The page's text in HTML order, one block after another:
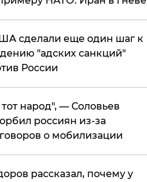
сделали еще один шаг к
"адских санкций"
России
народ", — Соловьев
россиян из-за
о мобилизации
рассказал, почему у